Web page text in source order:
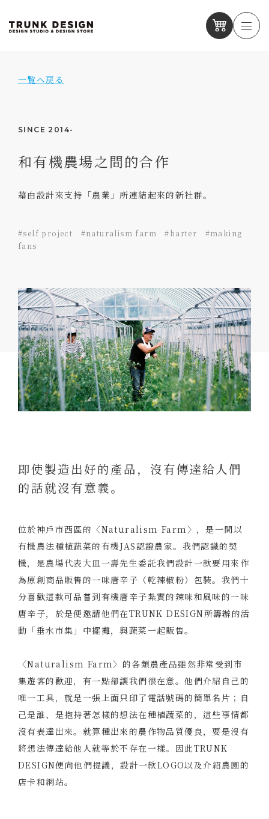
一覧へ戻る
SINCE 2014-
和有機農場之間的合作
藉由設計來支持「農業」所連結起來的新社群。
#self project #naturalism farm #barter #making
fans
即使製造出好的產品，沒有傳達給人們
的話就沒有意義。
位於神戶市西區的〈Naturalism Farm〉，是一間以
有機農法種植蔬菜的有機JAS認證農家。我們認識的契
機，是農場代表大皿一壽先生委託我們設計一款要用來作
為原創商品販售的一味唐辛子（乾辣椒粉）包裝。我們十
分喜歡這款可品嘗到有機唐辛子紮實的辣味和風味的一味
唐辛子，於是便邀請他們在TRUNK DESIGN所籌辦的活
動「垂水市集」中擺攤，與蔬菜一起販售。
〈Naturalism Farm〉的各類農產品雖然非常受到市
集遊客的歡迎，有一點卻讓我們很在意。他們介紹自己的
唯一工具，就是一張上面只印了電話號碼的簡單名片；自
己是誰、是抱持著怎樣的想法在種植蔬菜的，這些事情都
沒有表達出來。就算種出來的農作物品質優良，要是沒有
將想法傳達給他人就等於不存在一樣。因此TRUNK
DESIGN便向他們提議，設計一款LOGO以及介紹農園的
店卡和網站。